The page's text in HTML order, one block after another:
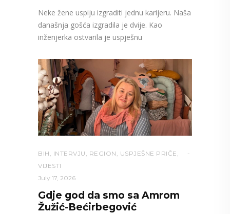
Neke žene uspiju izgraditi jednu karijeru. Naša
današnja gošća izgradila je dvije. Kao
inženjerka ostvarila je uspješnu
BIH , INTERVJU , REGION , USPJEŠNE PRIČE ,
VIJESTI
July 17, 2026
Gdje god da smo sa Amrom
Žužić-Bećirbegović